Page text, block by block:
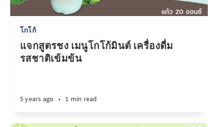
โกโก้
แจกสูตรชง เมนูโกโก้มินต์ เครื่องดื่ม
รสชาติเข้มข้น
5 years ago • 1 min read